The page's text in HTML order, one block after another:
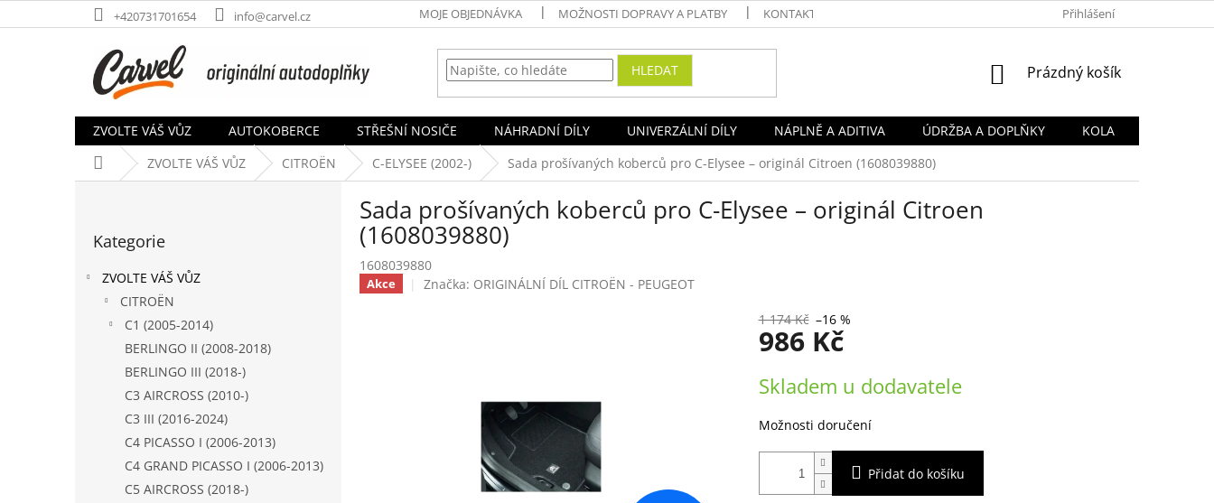
na
+420731701654 info@carvel.cz MOJE OBJEDNÁVKA MOŽNOSTI DOPRAVY A PLATBY KONTAKTY PODMÍNKY OCHRANY OSOBNÍCH
Přihlášení
HLEDAT
NÁKUPNÍ
Prázdný košík
ZVOLTE VÁŠ VŮZ AUTOKOBERCE STŘEŠNÍ NOSIČE NÁHRADNÍ DÍLY UNIVERZÁLNÍ DÍLY NÁPLNĚ A ADITIVA ÚDRŽBA A DOPLŇKY
KOLA
Domů ZVOLTE VÁŠ VŮZ CITROËN C-ELYSEE (2002-) Sada prošívaných koberců pro C-Elysee – originál Citroen (1608039880)
kategorie
Kategorie
ZVOLTE VÁŠ VŮZ
CITROËN
C1 (2005-2014)
BERLINGO II (2008-2018)
BERLINGO III (2018-)
C3 AIRCROSS (2010-)
C3 III (2016-2024)
C4 PICASSO I (2006-2013)
C4 GRAND PICASSO I (2006-2013)
C5 AIRCROSS (2018-)
Sada prošívaných koberců pro C-Elysee – originál Citroen
(1608039880)
1608039880
Akce Značka: ORIGINÁLNÍ DÍL CITROËN - PEUGEOT
1 174 Kč –16 %
986 Kč
cena:
Skladem u dodavatele
Možnosti doručení
Přidat do košíku